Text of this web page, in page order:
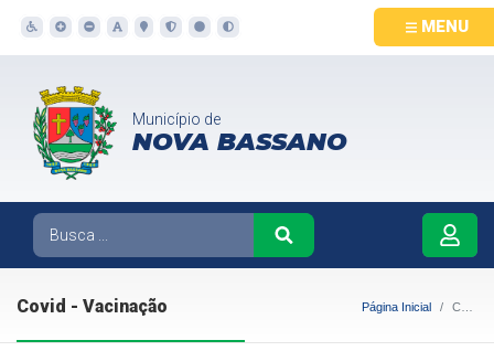
MENU
Município de
NOVA BASSANO
Covid - Vacinação Página Inicial Covid - Vacinação